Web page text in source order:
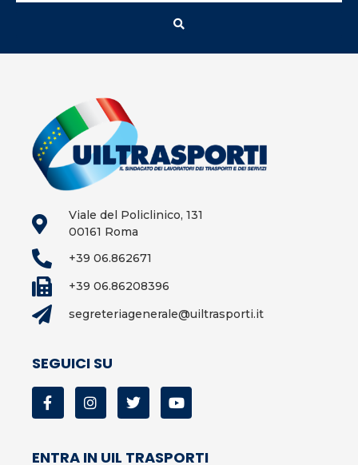
Viale del Policlinico, 131
00161 Roma
+39 06.862671
+39 06.86208396
segreteriagenerale@uiltrasporti.it
SEGUICI SU
ENTRA IN UIL TRASPORTI